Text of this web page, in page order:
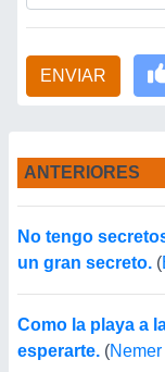
ENVIAR
ANTERIORES
No tengo
un gran secreto. (
Como la playa a
esperarte. (